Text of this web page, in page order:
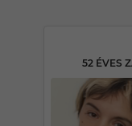
52 ÉVES